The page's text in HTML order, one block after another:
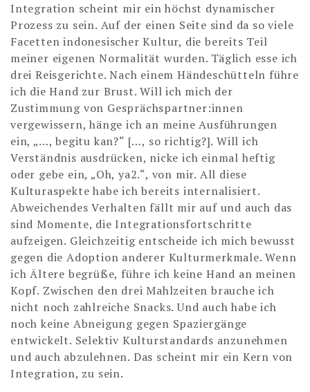
Integration scheint mir ein höchst dynamischer
Prozess zu sein. Auf der einen Seite sind da so viele
Facetten indonesischer Kultur, die bereits Teil
meiner eigenen Normalität wurden. Täglich esse ich
drei Reisgerichte. Nach einem Händeschütteln führe
ich die Hand zur Brust. Will ich mich der
Zustimmung von Gesprächspartner:innen
vergewissern, hänge ich an meine Ausführungen
ein, „…, begitu kan?“ […, so richtig?]. Will ich
Verständnis ausdrücken, nicke ich einmal heftig
oder gebe ein, „Oh, ya2.“, von mir. All diese
Kulturaspekte habe ich bereits internalisiert.
Abweichendes Verhalten fällt mir auf und auch das
sind Momente, die Integrationsfortschritte
aufzeigen. Gleichzeitig entscheide ich mich bewusst
gegen die Adoption anderer Kulturmerkmale. Wenn
ich Ältere begrüße, führe ich keine Hand an meinen
Kopf. Zwischen den drei Mahlzeiten brauche ich
nicht noch zahlreiche Snacks. Und auch habe ich
noch keine Abneigung gegen Spaziergänge
entwickelt. Selektiv Kulturstandards anzunehmen
und auch abzulehnen. Das scheint mir ein Kern von
Integration, zu sein.